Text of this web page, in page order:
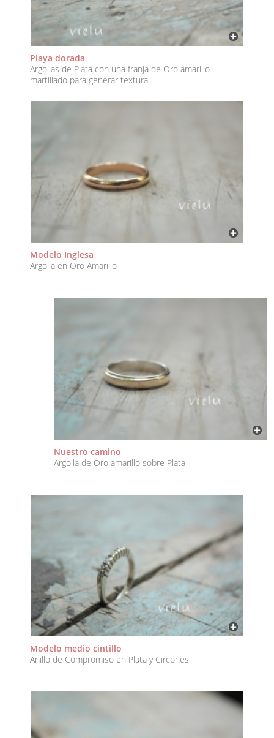
Playa dorada
Argollas de Plata con una franja de Oro amarillo
martillado para generar textura
Modelo Inglesa
Argolla en Oro Amarillo
Nuestro camino
Argolla de Oro amarillo sobre Plata
Modelo medio cintillo
Anillo de Compromiso en Plata y Circones